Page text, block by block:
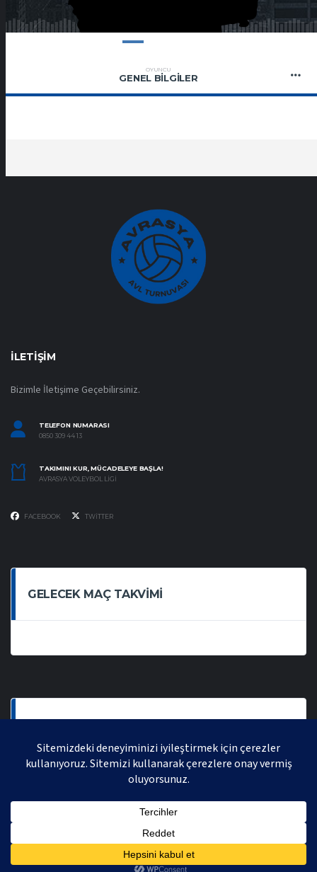
OYUNCU
GENEL BILGILER
İLETIŞIM
Bizimle İletişime Geçebilirsiniz.
TELEFON NUMARASI
0850 309 44 13
TAKIMINI KUR, MÜCADELEYE BAŞLA!
AVRASYA VOLEYBOL LIGI
FACEBOOK TWITTER
GELECEK MAÇ TAKVIMI
AVRASYA VOLEYBOL LIGI 2021 | AVRASYA SPORTIF FAALIYETLER ORGANIZASYONUDUR,
TÜM HAKLARI SAKLIDIR.